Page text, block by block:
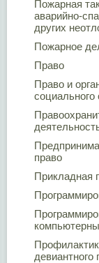
Пожарная
аварийно-
других
Пожарное
Право
Право и
социального
право
Прикладная
девиантного